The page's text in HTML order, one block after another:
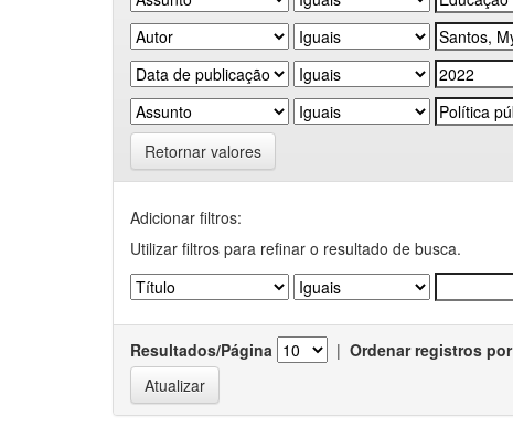
Retornar valores
Adicionar filtros:
Utilizar filtros para refinar o resultado de busca.
Resultados/Página | Ordenar registros por